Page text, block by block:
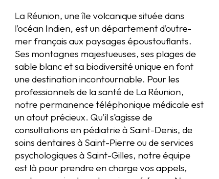
La Réunion, une île volcanique située dans
l’océan Indien, est un département d’outre-
mer français aux paysages époustouflants.
Ses montagnes majestueuses, ses plages de
sable blanc et sa biodiversité unique en font
une destination incontournable. Pour les
professionnels de la santé de La Réunion,
notre permanence téléphonique médicale est
un atout précieux. Qu’il s’agisse de
consultations en pédiatrie à Saint-Denis, de
soins dentaires à Saint-Pierre ou de services
psychologiques à Saint-Gilles, notre équipe
est là pour prendre en charge vos appels,